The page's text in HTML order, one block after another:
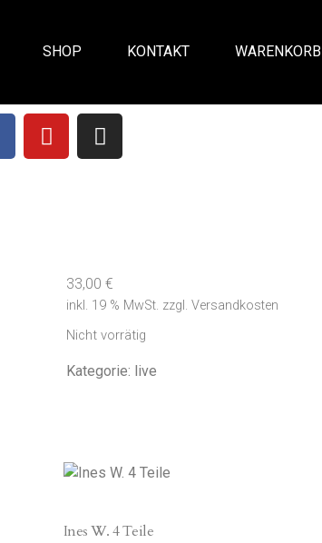
SHOP KONTAKT WARENKORB
33,00€
inkl. 19 % MwSt. zzgl.Versandkosten
Nicht vorrätig
Kategorie: live
Ines W. 4 Teile